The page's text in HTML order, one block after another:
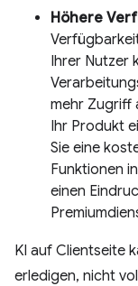
Höhere
Ihrer Nutzer
mehr Zugriff
Ihr Produkt
Sie eine
Funktionen
einen
KI auf Clientseite
erledigen, nicht